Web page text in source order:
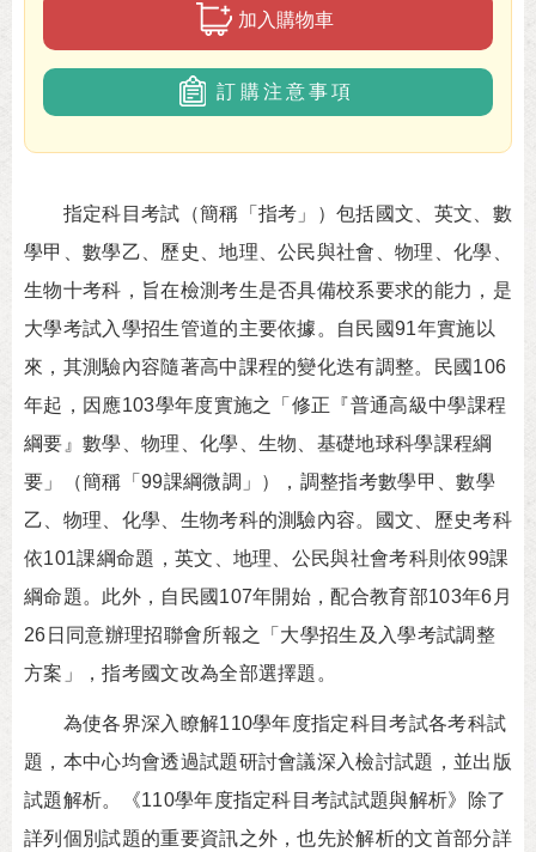
加入購物車
訂購注意事項
指定科目考試（簡稱「指考」）包括國文、英文、數
學甲、數學乙、歷史、地理、公民與社會、物理、化學、
生物十考科，旨在檢測考生是否具備校系要求的能力，是
大學考試入學招生管道的主要依據。自民國91年實施以
來，其測驗內容隨著高中課程的變化迭有調整。民國106
年起，因應103學年度實施之「修正『普通高級中學課程
綱要』數學、物理、化學、生物、基礎地球科學課程綱
要」（簡稱「99課綱微調」），調整指考數學甲、數學
乙、物理、化學、生物考科的測驗內容。國文、歷史考科
依101課綱命題，英文、地理、公民與社會考科則依99課
綱命題。此外，自民國107年開始，配合教育部103年6月
26日同意辦理招聯會所報之「大學招生及入學考試調整
方案」，指考國文改為全部選擇題。
為使各界深入瞭解110學年度指定科目考試各考科試
題，本中心均會透過試題研討會議深入檢討試題，並出版
試題解析。《110學年度指定科目考試試題與解析》除了
詳列個別試題的重要資訊之外，也先於解析的文首部分詳